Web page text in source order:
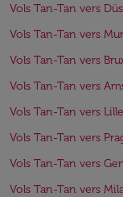
Vols Tan-Tan vers
Vols Tan-Tan vers
Vols Tan-Tan vers
Vols Tan-Tan vers
Vols Tan-Tan vers Lille
Vols Tan-Tan vers
Vols Tan-Tan vers
Vols Tan-Tan vers